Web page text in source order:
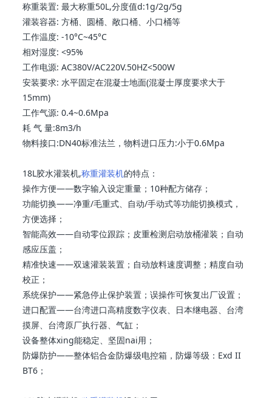
称重装置: 最大称重50L,分度值d:1g/2g/5g
灌装容器: 方桶、圆桶、敞口桶、小口桶等
工作温度: -10°C~45°C
相对湿度: <95%
工作电源: AC380V/AC220V.50HZ<500W
安装要求: 水平固定在混凝士地面(混凝士厚度要求大于
15mm)
工作气源: 0.4~0.6Mpa
耗 气 量:8m3/h
物料接口:DN40标准法兰，物料进口压力:小于0.6Mpa
18L胶水灌装机,称重灌装机的特点：
操作方便——数字输入设定重量；10种配方储存；
功能切换——净重/毛重式、自动/手动式等功能切换模式，
方便选择；
智能高效——自动零位跟踪；皮重检测启动放桶灌装；自动
感应压盖；
精准快速——双速灌装装置；自动放料速度调整；精度自动
校正；
系统保护——紧急停止保护装置；误操作可恢复出厂设置；
进口配置——台湾进口高精度数字仪表、日本继电器、台湾
摸屏、台湾原厂执行器、气缸；
设备整体xing能稳定、坚固nai用；
防爆防护——整体铝合金防爆级电控箱，防爆等级：Exd II
BT6；